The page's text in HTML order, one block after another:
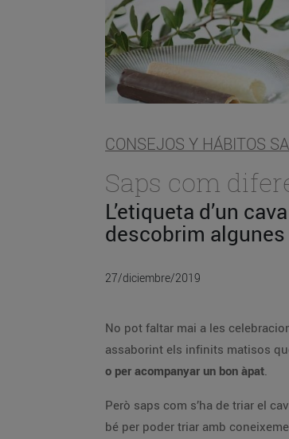
CONSEJOS Y HÁBITOS
Saps com
L’etiqueta d’un
descobrim
27/diciembre/2019
No pot faltar mai a les
assaborint els infinits matisos
o per acompanyar un bon àpat.
Però saps com s’ha de triar el
bé per poder triar amb